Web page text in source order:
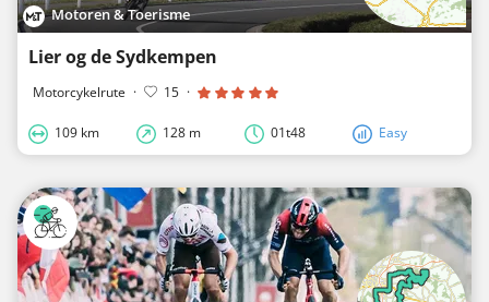
Motoren & Toerisme
Lier og de Sydkempen
Motorcykelrute · 15 ·
109 km 128 m 01t48 Easy